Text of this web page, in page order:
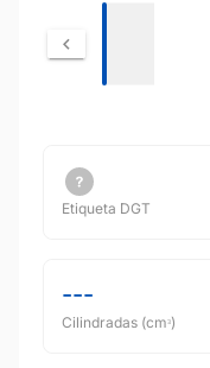
Etiqueta DGT
---
Cilindradas (cmᵌ)